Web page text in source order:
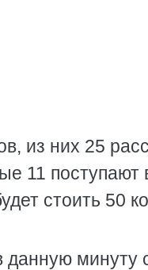
из них 25
11 поступают
стоить 50
данную минуту